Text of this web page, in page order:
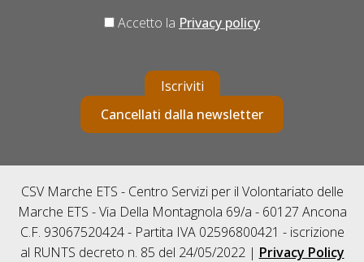
Accetto la Privacy policy
Iscriviti
Cancellati dalla newsletter
CSV Marche ETS - Centro Servizi per il Volontariato delle
Marche ETS - Via Della Montagnola 69/a - 60127 Ancona
C.F. 93067520424 - Partita IVA 02596800421 - iscrizione
al RUNTS decreto n. 85 del 24/05/2022 | Privacy Policy